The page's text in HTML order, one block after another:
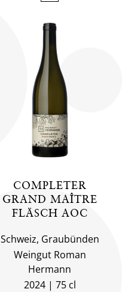
COMPLETER
GRAND MAÎTRE
FLÄSCH AOC
Schweiz, Graubünden
Weingut Roman
Hermann
2024
75 cl